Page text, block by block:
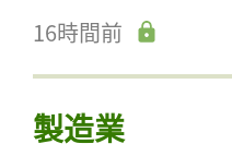
16時間前
製造業